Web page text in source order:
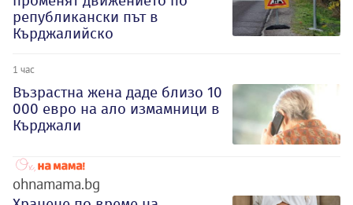
републикански път в
Кърджалийско
1 час
Възрастна жена даде близо 10
000 евро на ало измамници в
Кърджали
ohnamama.bg